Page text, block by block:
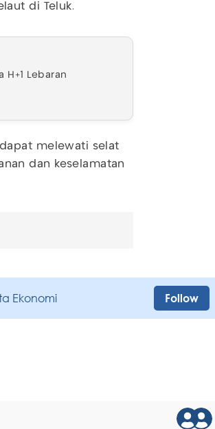
di Teluk.
Lebaran
melewati selat
dan keselamatan
Ekonomi Follow